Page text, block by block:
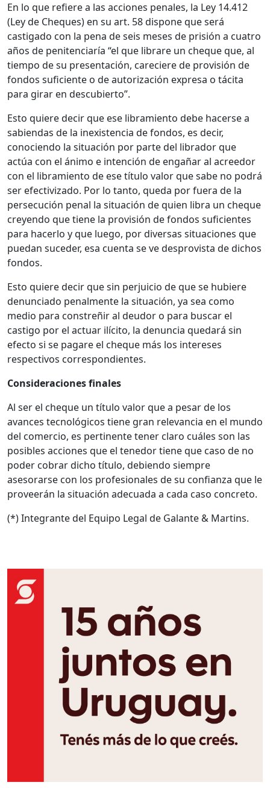
En lo que refiere a las acciones penales, la Ley 14.412
(Ley de Cheques) en su art. 58 dispone que será
castigado con la pena de seis meses de prisión a cuatro
años de penitenciaría “el que librare un cheque que, al
tiempo de su presentación, careciere de provisión de
fondos suficiente o de autorización expresa o tácita
para girar en descubierto”.
Esto quiere decir que ese libramiento debe hacerse a
sabiendas de la inexistencia de fondos, es decir,
conociendo la situación por parte del librador que
actúa con el ánimo e intención de engañar al acreedor
con el libramiento de ese título valor que sabe no podrá
ser efectivizado. Por lo tanto, queda por fuera de la
persecución penal la situación de quien libra un cheque
creyendo que tiene la provisión de fondos suficientes
para hacerlo y que luego, por diversas situaciones que
puedan suceder, esa cuenta se ve desprovista de dichos
fondos.
Esto quiere decir que sin perjuicio de que se hubiere
denunciado penalmente la situación, ya sea como
medio para constreñir al deudor o para buscar el
castigo por el actuar ilícito, la denuncia quedará sin
efecto si se pagare el cheque más los intereses
respectivos correspondientes.
Consideraciones finales
Al ser el cheque un título valor que a pesar de los
avances tecnológicos tiene gran relevancia en el mundo
del comercio, es pertinente tener claro cuáles son las
posibles acciones que el tenedor tiene que caso de no
poder cobrar dicho título, debiendo siempre
asesorarse con los profesionales de su confianza que le
proveerán la situación adecuada a cada caso concreto.
(*) Integrante del Equipo Legal de Galante & Martins.